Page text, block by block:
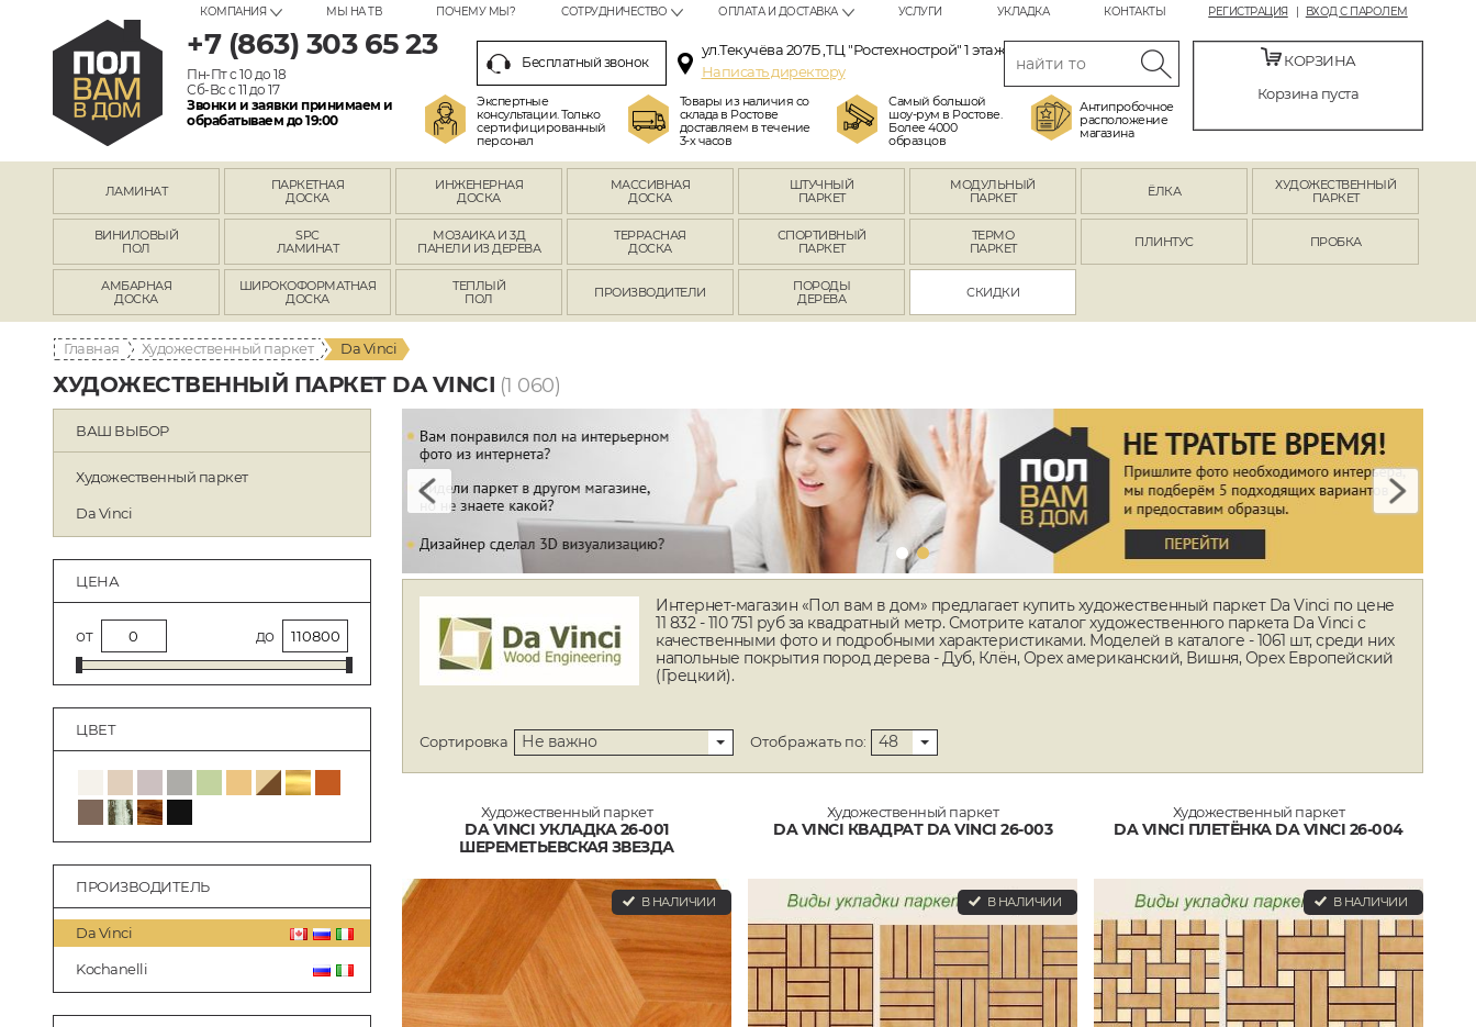
РЕГИСТРАЦИЯ ВХОД С ПАРОЛЕМ
КОМПАНИЯ МЫ НА ТВ ПОЧЕМУ МЫ? СОТРУДНИЧЕСТВО ОПЛАТА И ДОСТАВКА УСЛУГИ УКЛАДКА КОНТАКТЫ
+7 (863) 303 65 23
Пн-Пт с 10 до 18
Сб-Вс с 11 до 17
Звонки и заявки принимаем и
обрабатываем до 19:00
Бесплатный звонок
ул.Текучёва 207Б ,ТЦ "Ростехнострой" 1 этаж
Написать директору
Экспертные
консультации. Только
сертифицированный
персонал
Товары из наличия со
склада в Ростове
доставляем в течение
3-х часов
Самый большой
шоу-рум в Ростове.
Более 4000
образцов
Антипробочное
расположение
магазина
КОРЗИНА
Корзина пуста
ЛАМИНАТ
ПАРКЕТНАЯ
ДОСКА
ИНЖЕНЕРНАЯ
ДОСКА
МАССИВНАЯ
ДОСКА
ШТУЧНЫЙ
ПАРКЕТ
МОДУЛЬНЫЙ
ПАРКЕТ
ЁЛКА
ХУДОЖЕСТВЕННЫЙ
ПАРКЕТ
ВИНИЛОВЫЙ
ПОЛ
SPC
ЛАМИНАТ
МОЗАИКА И 3Д
ПАНЕЛИ ИЗ ДЕРЕВА
ТЕРРАСНАЯ
ДОСКА
СПОРТИВНЫЙ
ПАРКЕТ
ТЕРМО
ПАРКЕТ
ПЛИНТУС ПРОБКА
АМБАРНАЯ
ДОСКА
ШИРОКОФОРМАТНАЯ
ДОСКА
ТЕПЛЫЙ
ПОЛ
ПРОИЗВОДИТЕЛИ
ПОРОДЫ
ДЕРЕВА
СКИДКИ
Главная Художественный паркет Da Vinci
ХУДОЖЕСТВЕННЫЙ ПАРКЕТ DA VINCI (1 060)
ВАШ ВЫБОР
Художественный паркет
Da Vinci
ЦЕНА
от до
ЦВЕТ
ПРОИЗВОДИТЕЛЬ
Da Vinci
Kochanelli
Интернет-магазин «Пол вам в дом» предлагает купить художественный паркет Da Vinci по цене
11 832 - 110 751 руб за квадратный метр. Смотрите каталог художественного паркета Da Vinci с
качественными фото и подробными характеристиками. Моделей в каталоге - 1061 шт, среди них
напольные покрытия пород дерева - Дуб, Клён, Орех американский, Вишня, Орех Европейский
(Грецкий).
Сортировка Не важно Отображать по: 48
Художественный паркет
DA VINCI УКЛАДКА 26-001
ШЕРЕМЕТЬЕВСКАЯ ЗВЕЗДА
В НАЛИЧИИ
Художественный паркет
DA VINCI КВАДРАТ DA VINCI 26-003
В НАЛИЧИИ
Художественный паркет
DA VINCI ПЛЕТЁНКА DA VINCI 26-004
В НАЛИЧИИ